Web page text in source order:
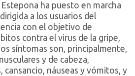
ha puesto en marcha
a los usuarios del
con el objetivo de
contra el virus de la gripe,
síntomas son, principalmente,
y de cabeza,
cansancio, náuseas y vómitos, y